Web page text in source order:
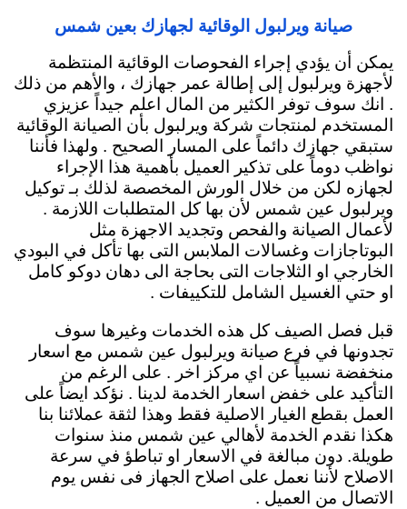
صيانة ويرلبول الوقائية لجهازك بعين شمس
يمكن أن يؤدي إجراء الفحوصات الوقائية المنتظمة
لأجهزة ويرلبول إلى إطالة عمر جهازك ، والأهم من ذلك
. انك سوف توفر الكثير من المال اعلم جيداً عزيزي
المستخدم لمنتجات شركة ويرلبول بأن الصيانة الوقائية
ستبقي جهازك دائماً على المسار الصحيح . ولهذا فأننا
نواظب دوماً على تذكير العميل بأهمية هذا الإجراء
لجهازه لكن من خلال الورش المخصصة لذلك بـ توكيل
ويرلبول عين شمس لأن بها كل المتطلبات اللازمة .
لأعمال الصيانة والفحص وتجديد الاجهزة مثل
البوتاجازات وغسالات الملابس التى بها تأكل في البودي
الخارجي او الثلاجات التى بحاجة الى دهان دوكو كامل
او حتي الغسيل الشامل للتكييفات .
قبل فصل الصيف كل هذه الخدمات وغيرها سوف
تجدونها في فرع صيانة ويرلبول عين شمس مع اسعار
منخفضة نسبياً عن اي مركز اخر . على الرغم من
التأكيد على خفض اسعار الخدمة لدينا . نؤكد ايضاً على
العمل بقطع الغيار الاصلية فقط وهذا لثقة عملائنا بنا
هكذا نقدم الخدمة لأهالي عين شمس منذ سنوات
طويلة. دون مبالغة في الاسعار او تباطؤ في سرعة
الاصلاح لأننا نعمل على اصلاح الجهاز فى نفس يوم
الاتصال من العميل .